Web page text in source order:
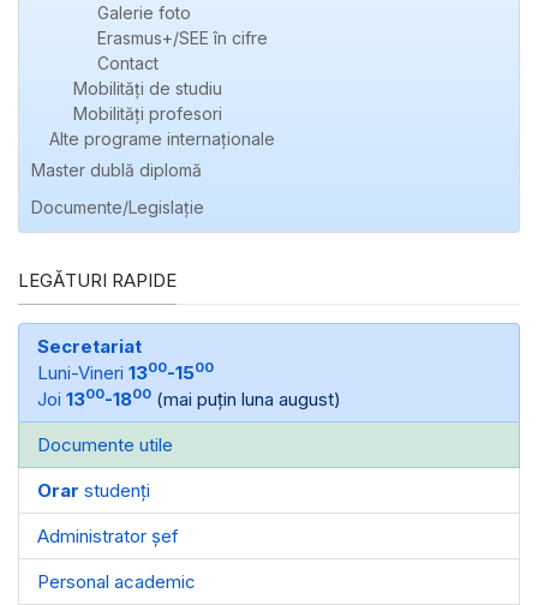
Galerie foto
Erasmus+/SEE în cifre
Contact
Mobilități de studiu
Mobilități profesori
Alte programe internaţionale
Master dublă diplomă
Documente/Legislație
LEGĂTURI RAPIDE
Secretariat
Luni-Vineri 1300-1500
Joi 1300-1800 (mai puțin luna august)
Documente utile
Orar studenți
Administrator șef
Personal academic